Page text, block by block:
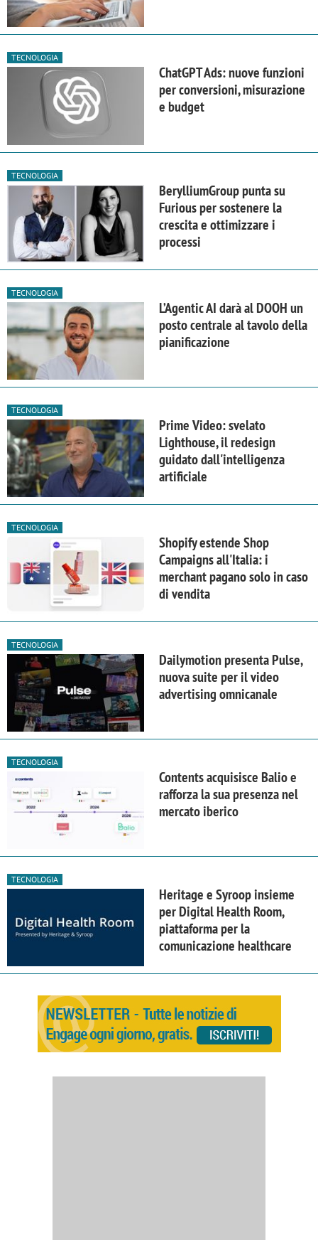
TECNOLOGIA
ChatGPT Ads: nuove funzioni
per conversioni, misurazione
e budget
TECNOLOGIA
BerylliumGroup punta su
Furious per sostenere la
crescita e ottimizzare i
processi
TECNOLOGIA
L’Agentic AI darà al DOOH un
posto centrale al tavolo della
pianificazione
TECNOLOGIA
Prime Video: svelato
Lighthouse, il redesign
guidato dall'intelligenza
artificiale
TECNOLOGIA
Shopify estende Shop
Campaigns all'Italia: i
merchant pagano solo in caso
di vendita
TECNOLOGIA
Dailymotion presenta Pulse,
nuova suite per il video
advertising omnicanale
TECNOLOGIA
Contents acquisisce Balio e
rafforza la sua presenza nel
mercato iberico
TECNOLOGIA
Heritage e Syroop insieme
per Digital Health Room,
piattaforma per la
comunicazione healthcare